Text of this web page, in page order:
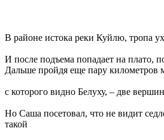
В районе истока реки Куйлю, тропа
И после подъема попадает на плато,
Дальше пройдя еще пару километров
с которого видно Белуху, – две
Но Саша посетовал, что не видит
такой